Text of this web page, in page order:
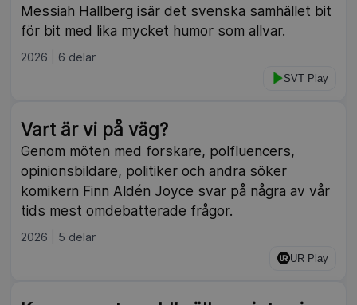
Messiah Hallberg isär det svenska samhället bit
för bit med lika mycket humor som allvar.
2026 6 delar
SVT Play
Vart är vi på väg?
Genom möten med forskare, polfluencers,
opinionsbildare, politiker och andra söker
komikern Finn Aldén Joyce svar på några av vår
tids mest omdebatterade frågor.
2026 5 delar
UR Play